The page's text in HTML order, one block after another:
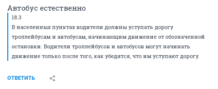
Автобус естественно
18.3
В населенных пунктах водители должны уступать дорогу
троллейбусам и автобусам, начинающим движение от обозначенной
остановки. Водители троллейбусов и автобусов могут начинать
движение только после того, как убедятся, что им уступают дорогу.
ОТВЕТИТЬ